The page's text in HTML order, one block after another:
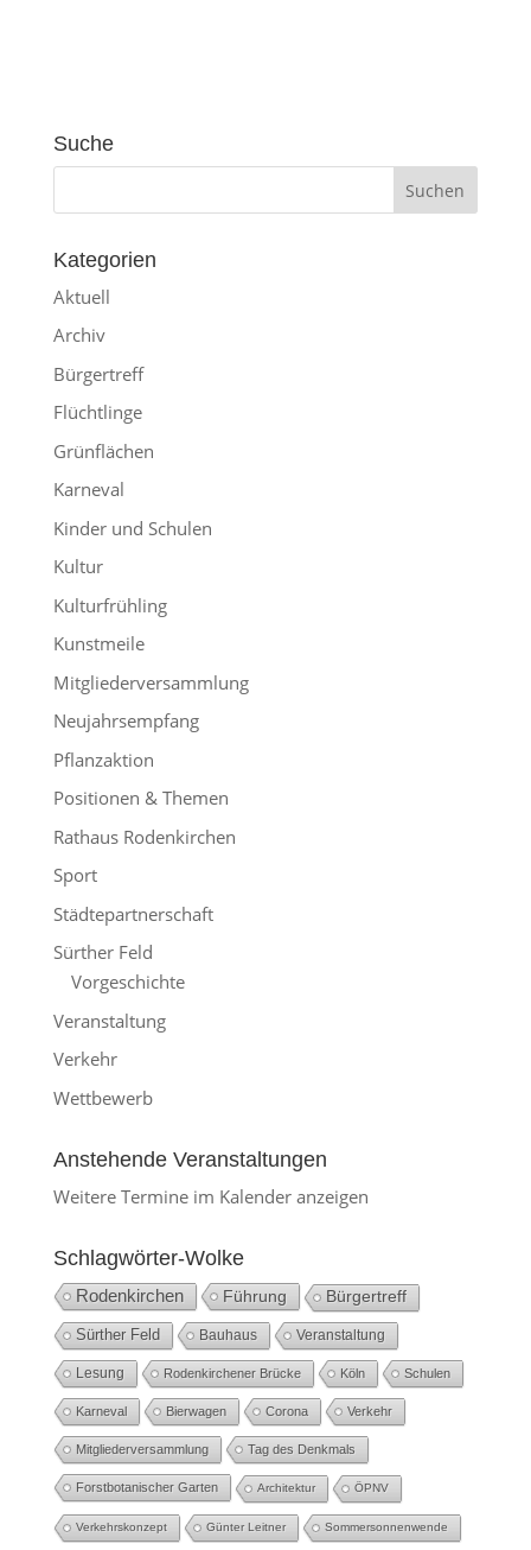
Suche
Kategorien
Aktuell
Archiv
Bürgertreff
Flüchtlinge
Grünflächen
Karneval
Kinder und Schulen
Kultur
Kulturfrühling
Kunstmeile
Mitgliederversammlung
Neujahrsempfang
Pflanzaktion
Positionen & Themen
Rathaus Rodenkirchen
Sport
Städtepartnerschaft
Sürther Feld
Vorgeschichte
Veranstaltung
Verkehr
Wettbewerb
Anstehende Veranstaltungen
Weitere Termine im Kalender anzeigen
Schlagwörter-Wolke
Rodenkirchen Führung Bürgertreff
Sürther Feld Bauhaus Veranstaltung
Lesung Rodenkirchener Brücke Köln Schulen
Karneval Bierwagen Corona Verkehr
Mitgliederversammlung Tag des Denkmals
Forstbotanischer Garten Architektur ÖPNV
Verkehrskonzept Günter Leitner Sommersonnenwende